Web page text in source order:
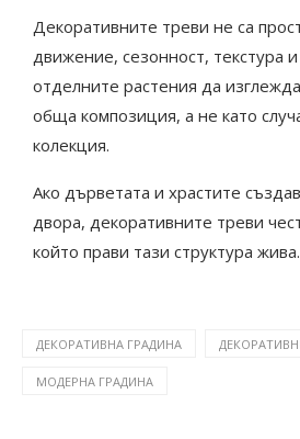
Декоративните треви не са
движение, сезонност, текстура
отделните растения да
обща композиция, а не като
колекция.
Ако дърветата и храстите
двора, декоративните треви
който прави тази структура жива.
ДЕКОРАТИВНА ГРАДИНА
МОДЕРНА ГРАДИНА